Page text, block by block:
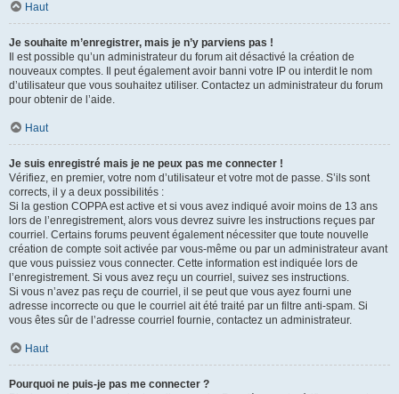
Haut
Je souhaite m’enregistrer, mais je n’y parviens pas !
Il est possible qu’un administrateur du forum ait désactivé la création de
nouveaux comptes. Il peut également avoir banni votre IP ou interdit le nom
d’utilisateur que vous souhaitez utiliser. Contactez un administrateur du forum
pour obtenir de l’aide.
Haut
Je suis enregistré mais je ne peux pas me connecter !
Vérifiez, en premier, votre nom d’utilisateur et votre mot de passe. S’ils sont
corrects, il y a deux possibilités :
Si la gestion COPPA est active et si vous avez indiqué avoir moins de 13 ans
lors de l’enregistrement, alors vous devrez suivre les instructions reçues par
courriel. Certains forums peuvent également nécessiter que toute nouvelle
création de compte soit activée par vous-même ou par un administrateur avant
que vous puissiez vous connecter. Cette information est indiquée lors de
l’enregistrement. Si vous avez reçu un courriel, suivez ses instructions.
Si vous n’avez pas reçu de courriel, il se peut que vous ayez fourni une
adresse incorrecte ou que le courriel ait été traité par un filtre anti-spam. Si
vous êtes sûr de l’adresse courriel fournie, contactez un administrateur.
Haut
Pourquoi ne puis-je pas me connecter ?